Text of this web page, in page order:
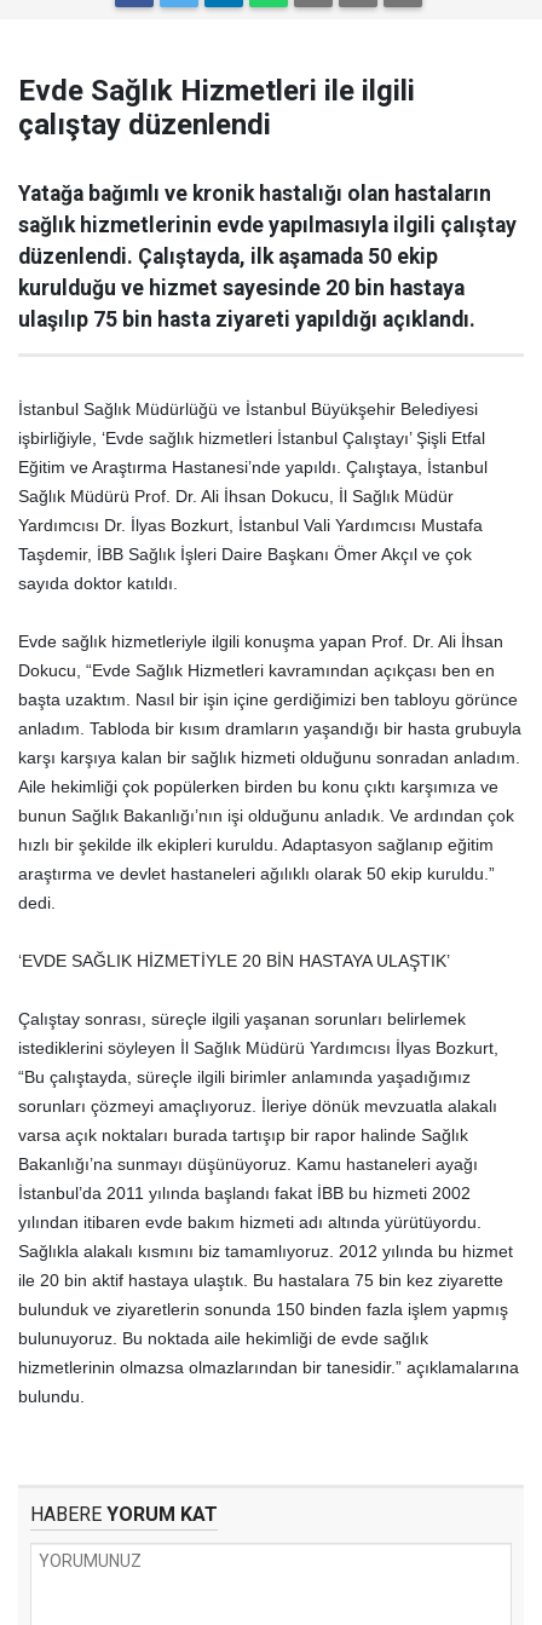
Evde Sağlık Hizmetleri ile ilgili
çalıştay düzenlendi
Yatağa bağımlı ve kronik hastalığı olan hastaların
sağlık hizmetlerinin evde yapılmasıyla ilgili çalıştay
düzenlendi. Çalıştayda, ilk aşamada 50 ekip
kurulduğu ve hizmet sayesinde 20 bin hastaya
ulaşılıp 75 bin hasta ziyareti yapıldığı açıklandı.
İstanbul Sağlık Müdürlüğü ve İstanbul Büyükşehir Belediyesi
işbirliğiyle, ‘Evde sağlık hizmetleri İstanbul Çalıştayı’ Şişli Etfal
Eğitim ve Araştırma Hastanesi’nde yapıldı. Çalıştaya, İstanbul
Sağlık Müdürü Prof. Dr. Ali İhsan Dokucu, İl Sağlık Müdür
Yardımcısı Dr. İlyas Bozkurt, İstanbul Vali Yardımcısı Mustafa
Taşdemir, İBB Sağlık İşleri Daire Başkanı Ömer Akçıl ve çok
sayıda doktor katıldı.
Evde sağlık hizmetleriyle ilgili konuşma yapan Prof. Dr. Ali İhsan
Dokucu, “Evde Sağlık Hizmetleri kavramından açıkçası ben en
başta uzaktım. Nasıl bir işin içine gerdiğimizi ben tabloyu görünce
anladım. Tabloda bir kısım dramların yaşandığı bir hasta grubuyla
karşı karşıya kalan bir sağlık hizmeti olduğunu sonradan anladım.
Aile hekimliği çok popülerken birden bu konu çıktı karşımıza ve
bunun Sağlık Bakanlığı’nın işi olduğunu anladık. Ve ardından çok
hızlı bir şekilde ilk ekipleri kuruldu. Adaptasyon sağlanıp eğitim
araştırma ve devlet hastaneleri ağılıklı olarak 50 ekip kuruldu.”
dedi.
‘EVDE SAĞLIK HİZMETİYLE 20 BİN HASTAYA ULAŞTIK’
Çalıştay sonrası, süreçle ilgili yaşanan sorunları belirlemek
istediklerini söyleyen İl Sağlık Müdürü Yardımcısı İlyas Bozkurt,
“Bu çalıştayda, süreçle ilgili birimler anlamında yaşadığımız
sorunları çözmeyi amaçlıyoruz. İleriye dönük mevzuatla alakalı
varsa açık noktaları burada tartışıp bir rapor halinde Sağlık
Bakanlığı’na sunmayı düşünüyoruz. Kamu hastaneleri ayağı
İstanbul’da 2011 yılında başlandı fakat İBB bu hizmeti 2002
yılından itibaren evde bakım hizmeti adı altında yürütüyordu.
Sağlıkla alakalı kısmını biz tamamlıyoruz. 2012 yılında bu hizmet
ile 20 bin aktif hastaya ulaştık. Bu hastalara 75 bin kez ziyarette
bulunduk ve ziyaretlerin sonunda 150 binden fazla işlem yapmış
bulunuyoruz. Bu noktada aile hekimliği de evde sağlık
hizmetlerinin olmazsa olmazlarından bir tanesidir.” açıklamalarına
bulundu.
HABERE YORUM KAT